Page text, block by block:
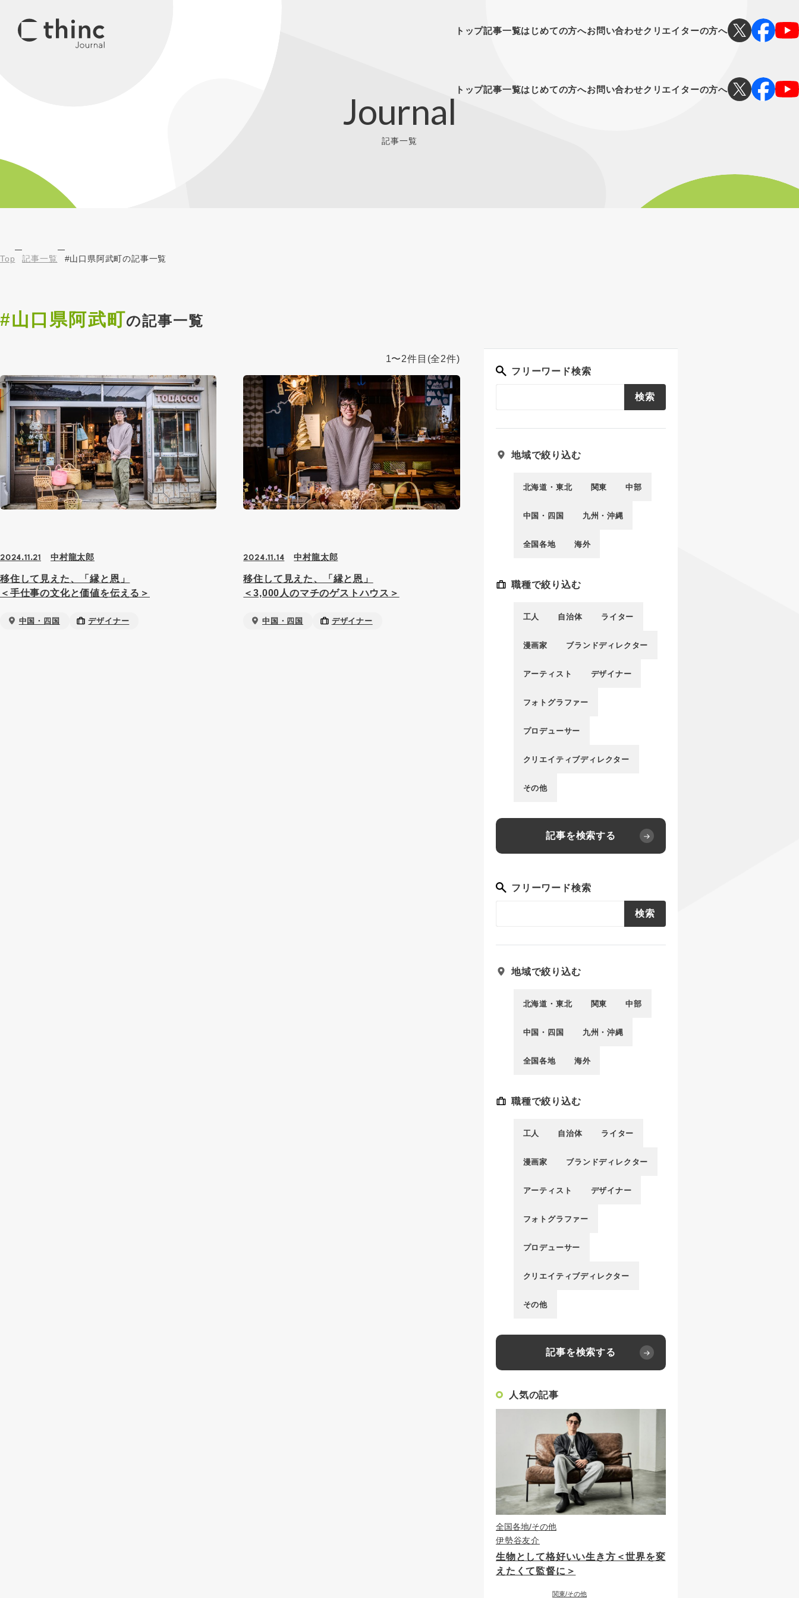
トップ記事一覧はじめての方へお問い合わせクリエイターの方へ
Journal
記事一覧
Top 記事一覧 #山口県阿武町の記事一覧
#山口県阿武町の記事一覧
1〜2件目 (全2件)
2024.11.21 中村龍太郎
移住して見えた、「縁と恩」
＜手仕事の文化と価値を伝える＞
中国・四国 デザイナー
2024.11.14 中村龍太郎
移住して見えた、「縁と恩」
＜3,000人のマチのゲストハウス＞
中国・四国 デザイナー
フリーワード検索
検索
地域で絞り込む
北海道・東北 関東 中部
中国・四国 九州・沖縄
全国各地 海外
職種で絞り込む
工人 自治体 ライター
漫画家 ブランドディレクター
アーティスト デザイナー
フォトグラファー
プロデューサー
クリエイティブディレクター
その他
記事を検索する
フリーワード検索
検索
地域で絞り込む
北海道・東北 関東 中部
中国・四国 九州・沖縄
全国各地 海外
職種で絞り込む
工人 自治体 ライター
漫画家 ブランドディレクター
アーティスト デザイナー
フォトグラファー
プロデューサー
クリエイティブディレクター
その他
記事を検索する
人気の記事
全国各地 その他
伊勢谷友介
生物として格好いい生き方＜世界を変
えたくて監督に＞
関東 その他
トップ記事一覧はじめての方へお問い合わせクリエイターの方へ